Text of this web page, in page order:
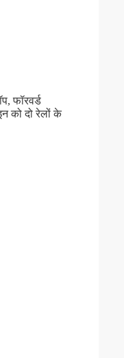
फॉरवर्ड
को दो रेलों के